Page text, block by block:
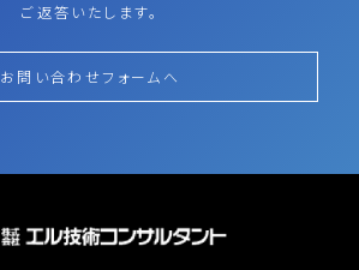
ご返答いたします。
お問い合わせフォームへ